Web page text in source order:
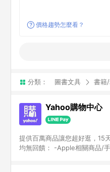
價格趨勢怎麼看？
分類： 圖書文具 書籍
Yahoo購物中心
提供百萬商品讓您超好逛，15天鑑賞
均無回饋： -Apple相關商品/